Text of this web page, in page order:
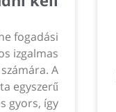
fogadási
izgalmas
A
egyszerű
gyors, így...